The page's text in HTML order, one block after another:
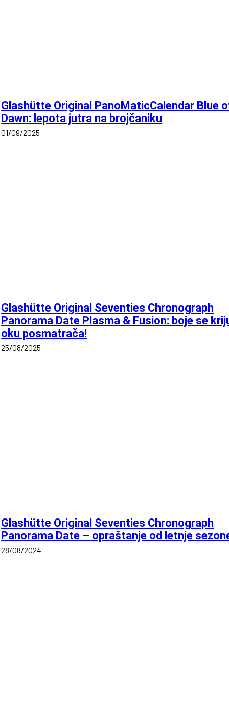
Glashütte Original PanoMaticCalendar Blue
Dawn: lepota jutra na brojčaniku
01/09/2025
Glashütte Original Seventies Chronograph
Panorama Date Plasma & Fusion: boje se
oku posmatrača!
25/08/2025
Glashütte Original Seventies Chronograph
Panorama Date – opraštanje od letnje
28/08/2024